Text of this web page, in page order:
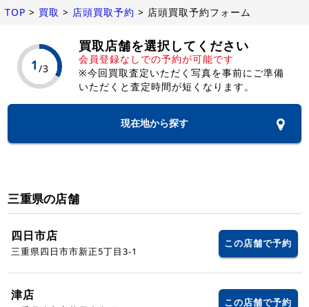
TOP > 買取 > 店頭買取予約 > 店頭買取予約フォーム
買取店舗を選択してください
会員登録なしでの予約が可能です
※今回買取査定いただく写真を事前にご準備
いただくと査定時間が短くなります。
現在地から探す
三重県の店舗
四日市店
三重県四日市市新正5丁目3-1
この店舗で予約
津店 この店舗で予約